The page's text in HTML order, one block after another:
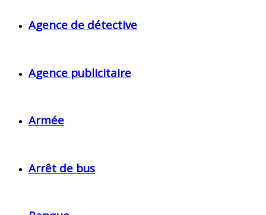
Agence de détective
Agence publicitaire
Armée
Arrêt de bus